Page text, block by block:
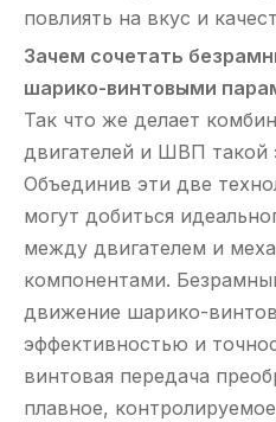
повлиять на вкус и
Зачем сочетать
шарико-винтовыми
Так что же делает
двигателей и ШВП такой
Объединив эти две
могут добиться
между двигателем и
компонентами.
движение шарико-
эффективностью и
винтовая передача
плавное,